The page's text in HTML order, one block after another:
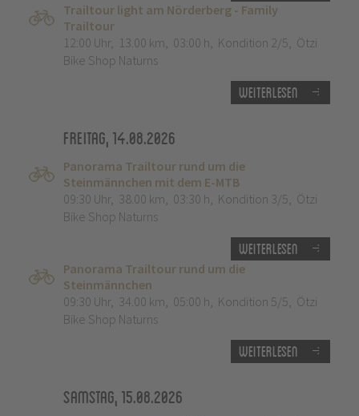
Trailtour light am Nörderberg - Family
Trailtour
12:00 Uhr, 13.00 km, 03:00 h, Kondition 2/5, Ötzi
Bike Shop Naturns
Weiterlesen
Freitag, 14.08.2026
Panorama Trailtour rund um die
Steinmännchen mit dem E-MTB
09:30 Uhr, 38.00 km, 03:30 h, Kondition 3/5, Ötzi
Bike Shop Naturns
Weiterlesen
Panorama Trailtour rund um die
Steinmännchen
09:30 Uhr, 34.00 km, 05:00 h, Kondition 5/5, Ötzi
Bike Shop Naturns
Weiterlesen
Samstag, 15.08.2026